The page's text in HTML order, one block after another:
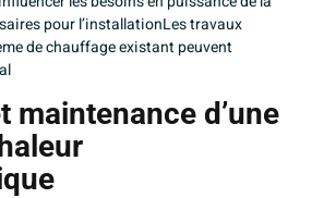
pour l’installationLes travaux
de chauffage existant peuvent
maintenance d’une